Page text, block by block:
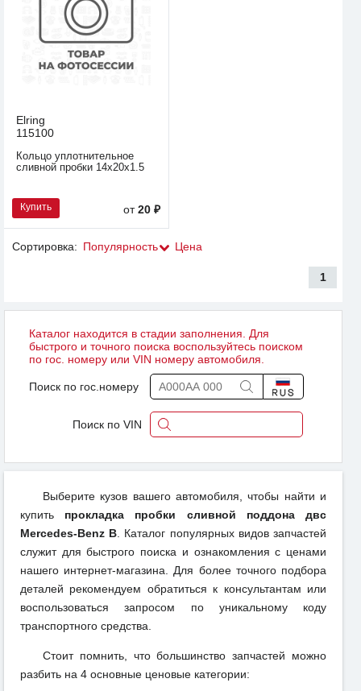
Elring
115100
Кольцо уплотнительное
сливной пробки 14х20х1.5
Купить от20 ₽
Сортировка: Популярность Цена
1
Каталог находится в стадии заполнения. Для
быстрого и точного поиска воспользуйтесь поиском
по гос. номеру или VIN номеру автомобиля.
Поиск по гос.номеру
Поиск по VIN
Выберите кузов вашего автомобиля, чтобы найти и
купить прокладка пробки сливной поддона двс
Mercedes-Benz B . Каталог популярных видов запчастей
служит для быстрого поиска и ознакомления с ценами
нашего интернет-магазина. Для более точного подбора
деталей рекомендуем обратиться к консультантам или
воспользоваться запросом по уникальному коду
транспортного средства.
Стоит помнить, что большинство запчастей можно
разбить на 4 основные ценовые категории: